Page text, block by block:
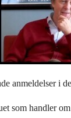
anmeldelser i
som handler om